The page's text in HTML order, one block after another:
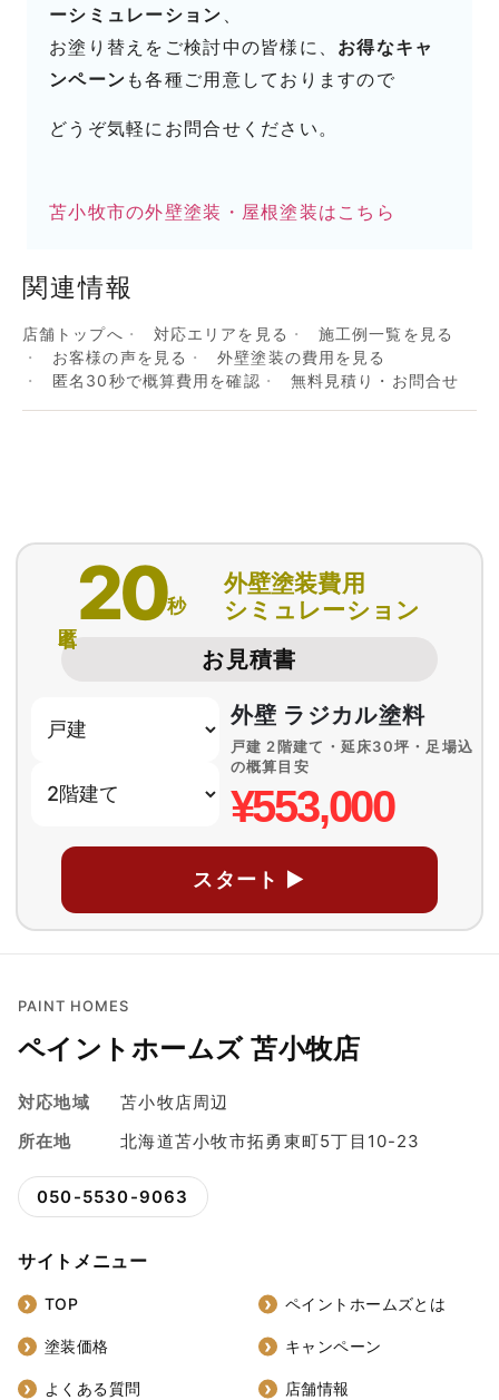
ーシミュレーション 、
お塗り替えをご検討中の皆様に、 お得なキャ
ンペーン も各種ご用意しておりますので
どうぞ気軽にお問合せください。
苫小牧市の外壁塗装・屋根塗装はこちら
関連情報
店舗トップへ 対応エリアを見る
施工例一覧を見る
お客様の声を見る
外壁塗装の費用を見る
匿名30秒で概算費用を確認
無料見積り・お問合せ
20秒
外壁塗装費用
シミュレーション
お見積書
外壁 ラジカル塗料
戸建 2階建て・延床30坪・足場込
の概算目安
¥553,000
スタート ▶
PAINT HOMES
ペイントホームズ 苫小牧店
対応地域
苫小牧店周辺
所在地
北海道苫小牧市拓勇東町5丁目10-23
050-5530-9063
サイトメニュー
TOP ペイントホームズとは
塗装価格 キャンペーン
よくある質問 店舗情報